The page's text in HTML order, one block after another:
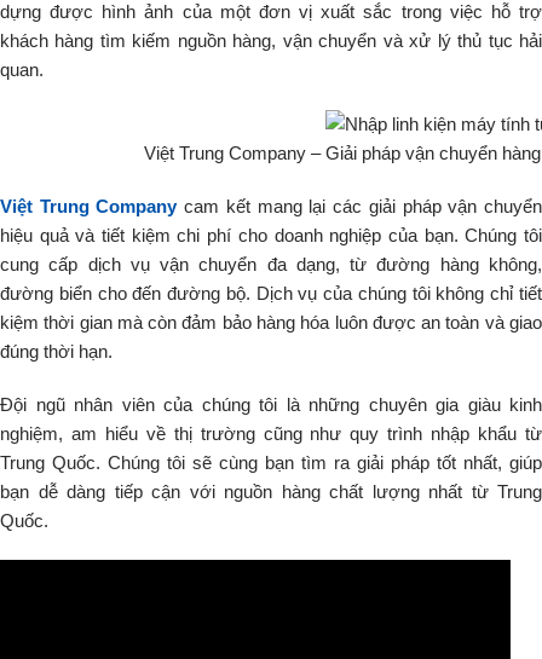
dựng được hình ảnh của một đơn vị xuất sắc trong việc hỗ trợ
khách hàng tìm kiếm nguồn hàng, vận chuyển và xử lý thủ tục hải
quan.
Việt Trung Company – Giải pháp vận chuyển
Việt Trung Companycam kết mang lại các giải pháp vận chuyển
hiệu quả và tiết kiệm chi phí cho doanh nghiệp của bạn. Chúng tôi
cung cấp dịch vụ vận chuyển đa dạng, từ đường hàng không,
đường biển cho đến đường bộ. Dịch vụ của chúng tôi không chỉ tiết
kiệm thời gian mà còn đảm bảo hàng hóa luôn được an toàn và giao
đúng thời hạn.
Đội ngũ nhân viên của chúng tôi là những chuyên gia giàu kinh
nghiệm, am hiểu về thị trường cũng như quy trình nhập khẩu từ
Trung Quốc. Chúng tôi sẽ cùng bạn tìm ra giải pháp tốt nhất, giúp
bạn dễ dàng tiếp cận với nguồn hàng chất lượng nhất từ Trung
Quốc.